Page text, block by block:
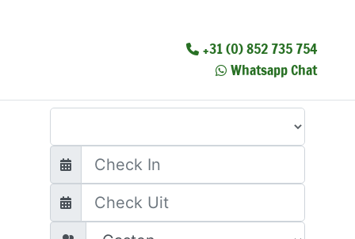
+31 (0) 852 735 754
Whatsapp Chat